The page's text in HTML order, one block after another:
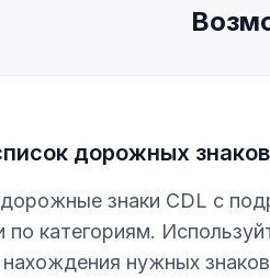
дорожных знаков
знаки CDL с
по категориям.
нужных